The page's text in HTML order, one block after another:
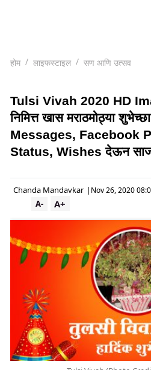
होम लाइफस्टाइल सण आणि उत्सव
Tulsi Vivah 2020 HD
निमित्त खास मराठमोठ्या
Messages, Facebook
Status, Wishes देऊन
Chanda Mandavkar | Nov 26, 2020
A+
A-